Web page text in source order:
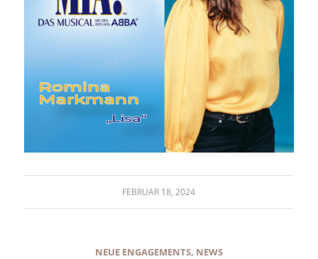
FEBRUAR 18, 2024
NEUE ENGAGEMENTS, NEWS